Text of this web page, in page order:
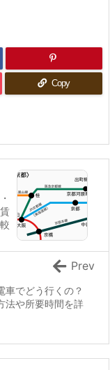
Copy
車でどう行くの？
法や所要時間を詳
Prev